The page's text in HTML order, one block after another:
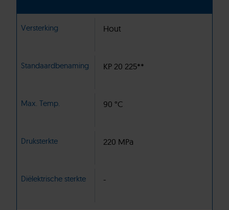
Versterking Hout
Standaardbenaming KP 20 225**
Max. Temp. 90 °C
Druksterkte 220 MPa
Diëlektrische sterkte -